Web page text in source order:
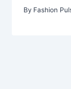
By Fashion